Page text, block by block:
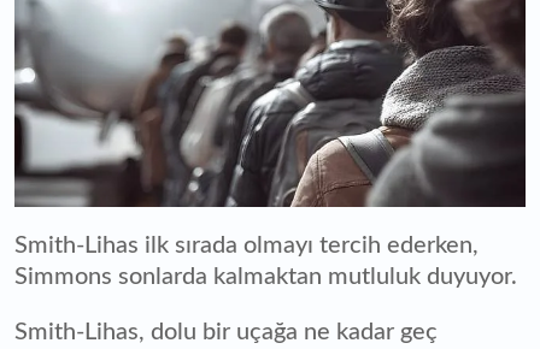
Smith-Lihas ilk sırada olmayı tercih ederken,
Simmons sonlarda kalmaktan mutluluk duyuyor.
Smith-Lihas, dolu bir uçağa ne kadar geç